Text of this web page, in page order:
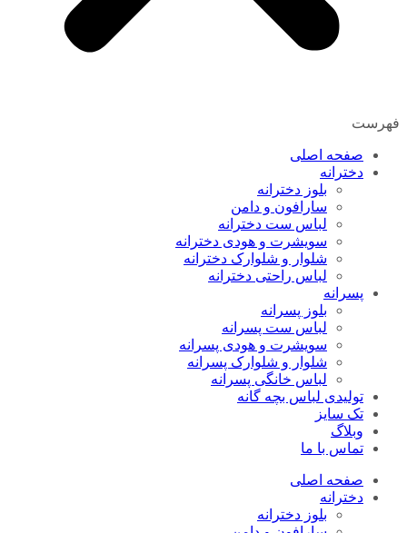
فهرست
صفحه اصلی
دخترانه
بلوز دخترانه
سارافون و دامن
لباس ست دخترانه
سویشرت و هودی دخترانه
شلوار و شلوارک دخترانه
لباس راحتی دخترانه
پسرانه
بلوز پسرانه
لباس ست پسرانه
سویشرت و هودی پسرانه
شلوار و شلوارک پسرانه
لباس خانگی پسرانه
تولیدی لباس بچه گانه
تک سایز
وبلاگ
تماس با ما
صفحه اصلی
دخترانه
بلوز دخترانه